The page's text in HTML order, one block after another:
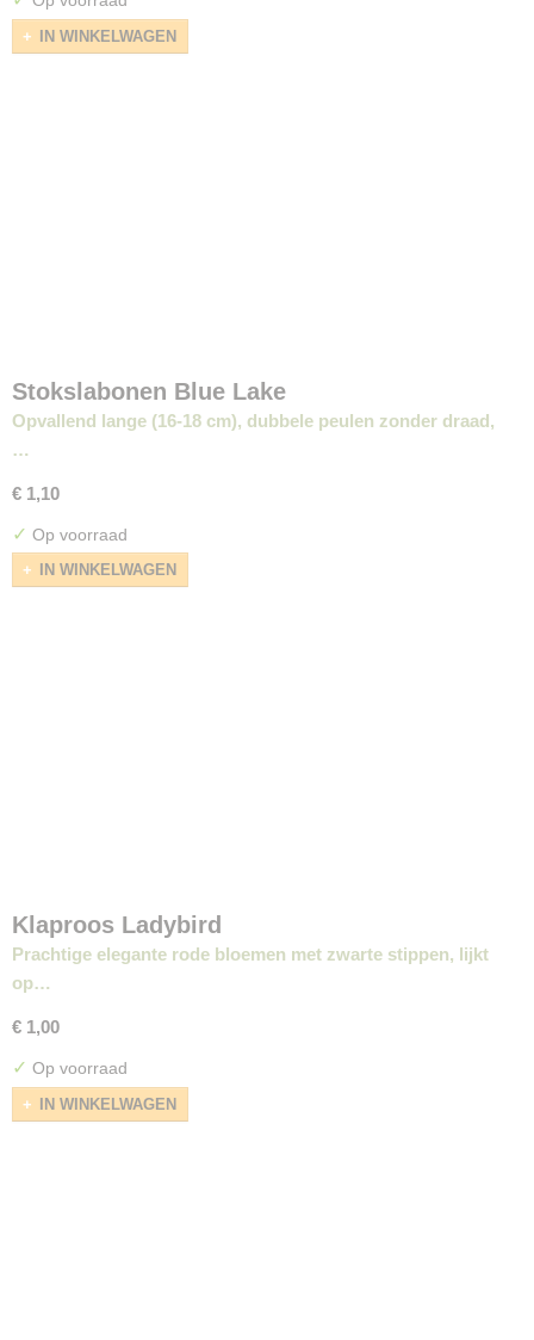
IN WINKELWAGEN
Stokslabonen Blue Lake
Opvallend lange (16-18 cm), dubbele peulen zonder draad,
…
€ 1,10
✓ Op voorraad
IN WINKELWAGEN
Klaproos Ladybird
Prachtige elegante rode bloemen met zwarte stippen, lijkt
op…
€ 1,00
✓ Op voorraad
IN WINKELWAGEN